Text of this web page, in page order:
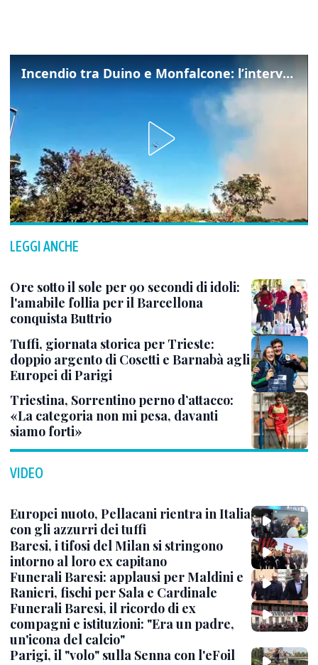
Incendio tra Duino e Monfalcone: l’intervento dei vigili del fuoco
LEGGI ANCHE
Ore sotto il sole per 90 secondi di idoli:
l'amabile follia per il Barcellona
conquista Buttrio
Tuffi, giornata storica per Trieste:
doppio argento di Cosetti e Barnabà agli
Europei di Parigi
Triestina, Sorrentino perno d’attacco:
«La categoria non mi pesa, davanti
siamo forti»
VIDEO
Europei nuoto, Pellacani rientra in Italia
con gli azzurri dei tuffi
Baresi, i tifosi del Milan si stringono
intorno al loro ex capitano
Funerali Baresi: applausi per Maldini e
Ranieri, fischi per Sala e Cardinale
Funerali Baresi, il ricordo di ex
compagni e istituzioni: "Era un padre,
un'icona del calcio"
Parigi, il "volo" sulla Senna con l'eFoil